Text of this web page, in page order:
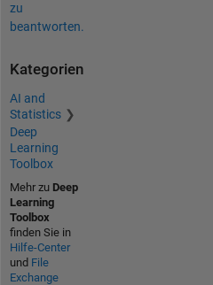
zu
beantworten.
Kategorien
AI and
Statistics
Deep
Learning
Toolbox
Mehr zu Deep
Learning
Toolbox
finden Sie in
Hilfe-Center
und File
Exchange